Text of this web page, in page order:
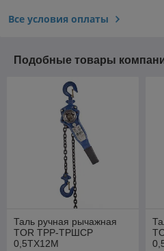
Все условия оплаты
Подобные товары
Таль ручная рычажная
TOR ТРР-ТРШСР
0,5ТХ12М